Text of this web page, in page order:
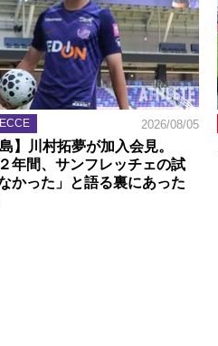
2026/08/05
】川村拓夢が加入会見。
２年間、サンフレッチェの試
かった」と語る裏にあった